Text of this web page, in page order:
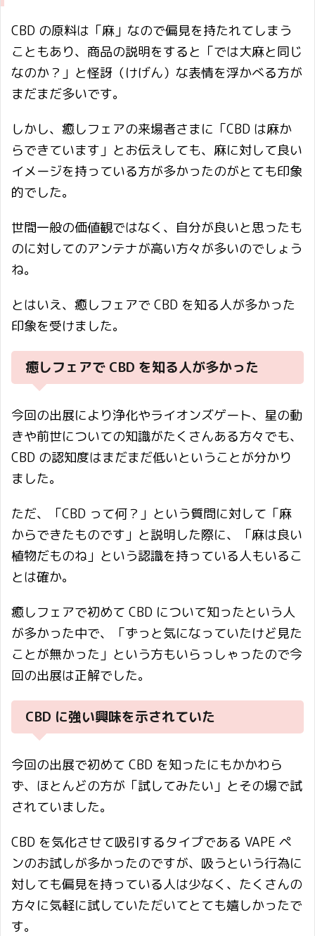
CBD の原料は「麻」なので偏見を持たれてしまう
こともあり、商品の説明をすると「では大麻と同じ
なのか？」と怪訝（けげん）な表情を浮かべる方が
まだまだ多いです。
しかし、癒しフェアの来場者さまに「CBD は麻か
らできています」とお伝えしても、麻に対して良い
イメージを持っている方が多かったのがとても印象
的でした。
世間一般の価値観ではなく、自分が良いと思ったも
のに対してのアンテナが高い方々が多いのでしょう
ね。
とはいえ、癒しフェアで CBD を知る人が多かった
印象を受けました。
癒しフェアで CBD を知る人が多かった
今回の出展により浄化やライオンズゲート、星の動
きや前世についての知識がたくさんある方々でも、
CBD の認知度はまだまだ低いということが分かり
ました。
ただ、「CBD って何？」という質問に対して「麻
からできたものです」と説明した際に、「麻は良い
植物だものね」という認識を持っている人もいるこ
とは確か。
癒しフェアで初めて CBD について知ったという人
が多かった中で、「ずっと気になっていたけど見た
ことが無かった」という方もいらっしゃったので今
回の出展は正解でした。
CBD に強い興味を示されていた
今回の出展で初めて CBD を知ったにもかかわら
ず、ほとんどの方が「試してみたい」とその場で試
されていました。
CBD を気化させて吸引するタイプである VAPE ペ
ンのお試しが多かったのですが、吸うという行為に
対しても偏見を持っている人は少なく、たくさんの
方々に気軽に試していただいてとても嬉しかったで
す。